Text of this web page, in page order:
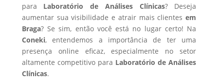
para Laboratório de Análises Clínicas? Deseja
aumentar sua visibilidade e atrair mais clientesem
Braga? Se sim, então você está no lugar certo! Na
Coneki, entendemos a importância de ter uma
presença online eficaz, especialmente no setor
altamente competitivo para Laboratório de Análises
Clínicas.